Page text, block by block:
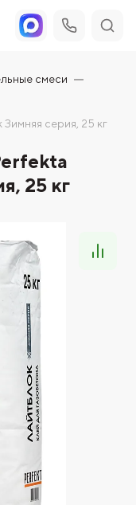
смеси
серия, 25 кг
25 кг